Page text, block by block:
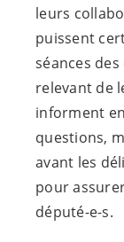
leurs
puissent
séances
relevant de
informent
questions,
avant les
pour
député-e-s.